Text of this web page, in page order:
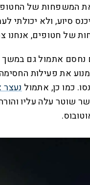
המשפחות של
סיוע, ולא יכולתי
של חטופים, אנחנו
אתמול גם במשך
נעצר
שוטר עלה עליו